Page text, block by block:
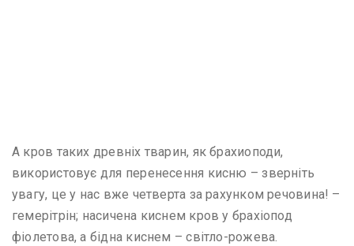
А кров таких древніх тварин, як брахиоподи,
використовує для перенесення кисню – зверніть
увагу, це у нас вже четверта за рахунком речовина! –
гемерітрін; насичена киснем кров у брахіопод
фіолетова, а бідна киснем – світло-рожева.